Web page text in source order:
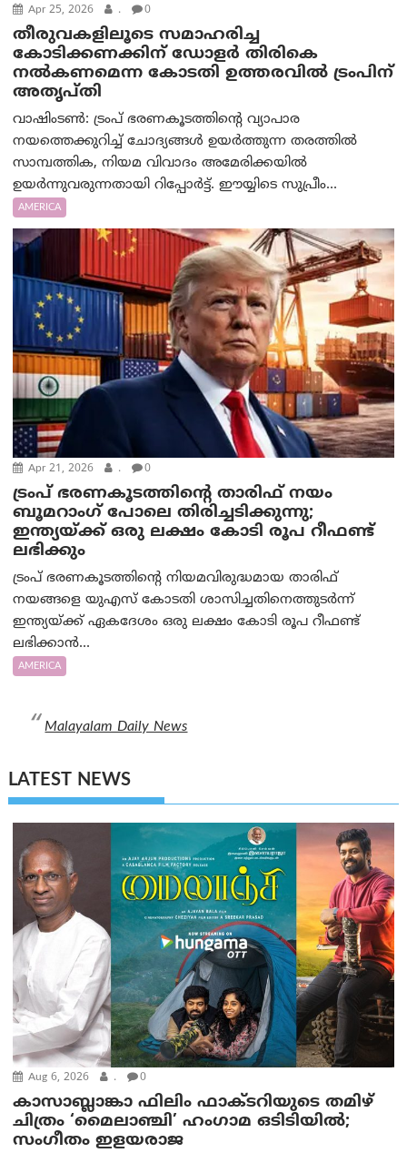
Apr 25, 2026 . 0
തീരുവകളിലൂടെ സമാഹരിച്ച
കോടിക്കണക്കിന് ഡോളർ തിരികെ
നൽകണമെന്ന കോടതി ഉത്തരവില്‍ ട്രം‌പിന്
അതൃപ്തി
വാഷിംടണ്‍: ട്രം‌പ് ഭരണകൂടത്തിന്റെ വ്യാപാര
നയത്തെക്കുറിച്ച് ചോദ്യങ്ങൾ ഉയർത്തുന്ന തരത്തില്‍
സാമ്പത്തിക, നിയമ വിവാദം അമേരിക്കയിൽ
ഉയർന്നുവരുന്നതായി റിപ്പോര്‍ട്ട്. ഈയ്യിടെ സുപ്രീം...
AMERICA
Apr 21, 2026 . 0
ട്രം‌പ് ഭരണകൂടത്തിന്റെ താരിഫ് നയം
ബൂമറാംഗ് പോലെ തിരിച്ചടിക്കുന്നു;
ഇന്ത്യയ്ക്ക് ഒരു ലക്ഷം കോടി രൂപ റീഫണ്ട്
ലഭിക്കും
ട്രംപ് ഭരണകൂടത്തിന്റെ നിയമവിരുദ്ധമായ താരിഫ്
നയങ്ങളെ യുഎസ് കോടതി ശാസിച്ചതിനെത്തുടർന്ന്
ഇന്ത്യയ്ക്ക് ഏകദേശം ഒരു ലക്ഷം കോടി രൂപ റീഫണ്ട്
ലഭിക്കാന്‍...
AMERICA
Malayalam Daily News
LATEST NEWS
Aug 6, 2026 . 0
കാസാബ്ലാങ്കാ ഫിലിം ഫാക്ടറിയുടെ തമിഴ്
ചിത്രം ‘മൈലാഞ്ചി’ ഹംഗാമ ഒടിടിയിൽ;
സംഗീതം ഇളയരാജ